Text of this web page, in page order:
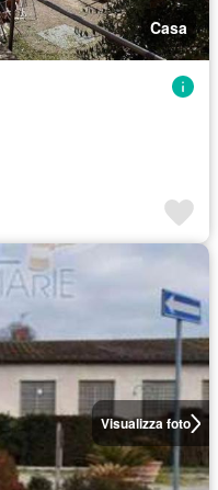
Casa
Visualizza foto